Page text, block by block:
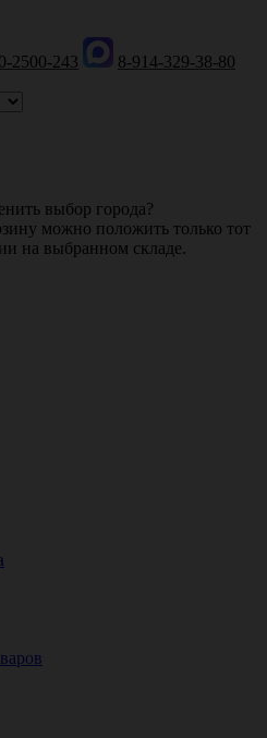
2500-243
8-914-329-38-80
выбор города?
можно положить только тот
на выбранном складе.